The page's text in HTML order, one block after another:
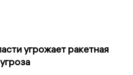
угрожает ракетная